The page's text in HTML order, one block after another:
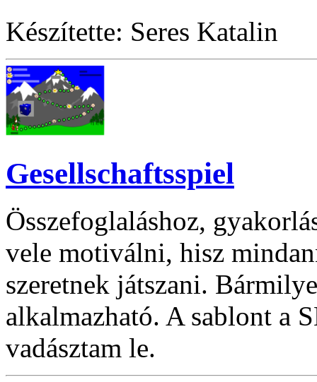
Készítette: Seres Katalin
Gesellschaftsspiel
Összefoglaláshoz,
vele motiválni, hisz
szeretnek játszani.
alkalmazható. A sablont a
vadásztam le.